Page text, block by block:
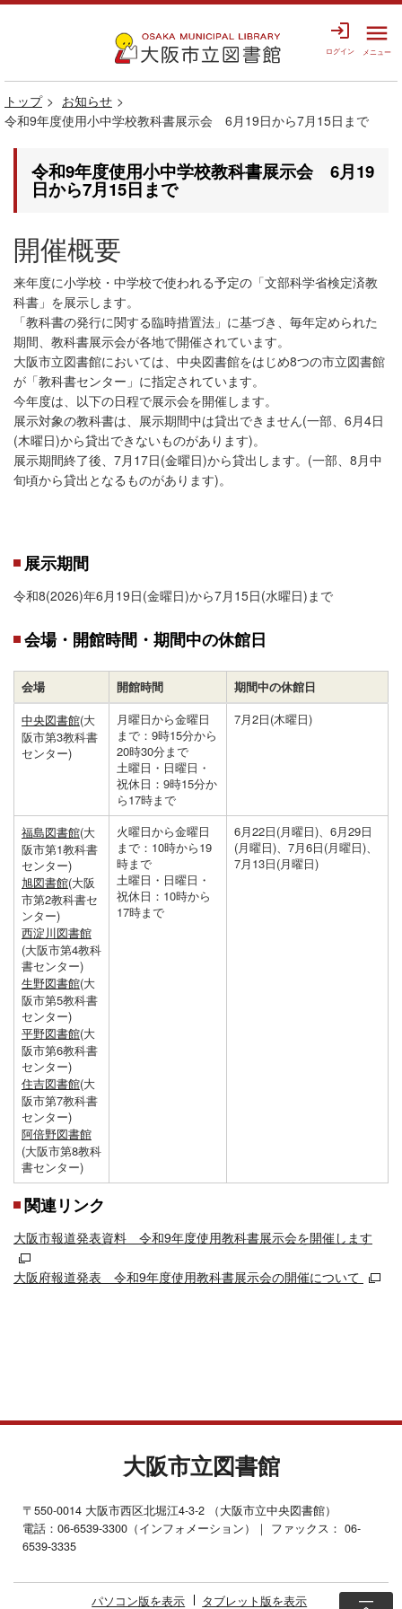
login
ログイン
menu
メニュー
トップ
お知らせ
令和9年度使用小中学校教科書展示会 6月19日から7月15日まで
令和9年度使用小中学校教科書展示会 6月19
日から7月15日まで
開催概要
来年度に小学校・中学校で使われる予定の「文部科学省検定済教
科書」を展示します。
「教科書の発行に関する臨時措置法」に基づき、毎年定められた
期間、教科書展示会が各地で開催されています。
大阪市立図書館においては、中央図書館をはじめ8つの市立図書館
が「教科書センター」に指定されています。
今年度は、以下の日程で展示会を開催します。
展示対象の教科書は、展示期間中は貸出できません(一部、6月4日
(木曜日)から貸出できないものがあります)。
展示期間終了後、7月17日(金曜日)から貸出します。(一部、8月中
旬頃から貸出となるものがあります)。
展示期間
令和8(2026)年6月19日(金曜日)から7月15日(水曜日)まで
会場・開館時間・期間中の休館日
会場 開館時間
期間中の休館日
中央図書館(大
阪市第3教科書
センター)
月曜日から金曜日
まで：9時15分から
20時30分まで
土曜日・日曜日・
祝休日：9時15分か
ら17時まで
7月2日(木曜日)
福島図書館(大
阪市第1教科書
センター)
旭図書館(大阪
市第2教科書セ
ンター)
西淀川図書館
(大阪市第4教科
書センター)
生野図書館(大
阪市第5教科書
センター)
平野図書館(大
阪市第6教科書
センター)
住吉図書館(大
阪市第7教科書
センター)
阿倍野図書館
(大阪市第8教科
書センター)
火曜日から金曜日
まで：10時から19
時まで
土曜日・日曜日・
祝休日：10時から
17時まで
6月22日(月曜日)、6月29日
(月曜日)、7月6日(月曜日)、
7月13日(月曜日)
関連リンク
大阪市報道発表資料 令和9年度使用教科書展示会を開催します
大阪府報道発表 令和9年度使用教科書展示会の開催について
大阪市立図書館
〒550-0014 大阪市西区北堀江4-3-2 （大阪市立中央図書館）
電話：06-6539-3300（インフォメーション）｜ ファックス： 06-
6539-3335
パソコン版を表示 タブレット版を表示